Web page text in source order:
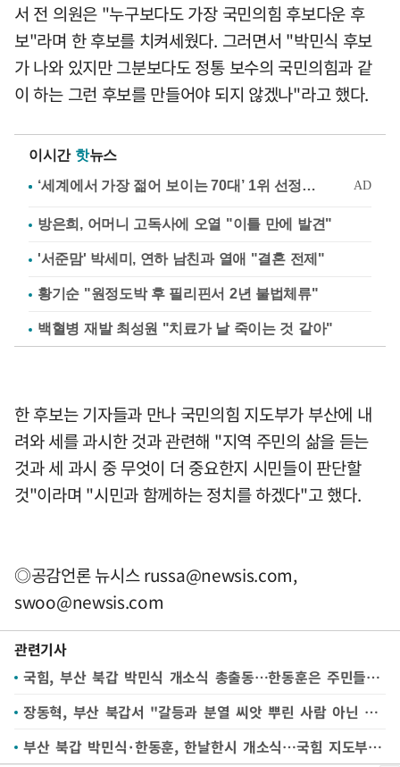
서 전 의원은 "누구보다도 가장 국민의힘 후보다운 후
보"라며 한 후보를 치켜세웠다. 그러면서 "박민식 후보
가 나와 있지만 그분보다도 정통 보수의 국민의힘과 같
이 하는 그런 후보를 만들어야 되지 않겠나"라고 했다.
이시간 핫뉴스
방은희, 어머니 고독사에 오열 "이틀 만에 발견"
'서준맘' 박세미, 연하 남친과 열애 "결혼 전제"
황기순 "원정도박 후 필리핀서 2년 불법체류"
백혈병 재발 최성원 "치료가 날 죽이는 것 같아"
한 후보는 기자들과 만나 국민의힘 지도부가 부산에 내
려와 세를 과시한 것과 관련해 "지역 주민의 삶을 듣는
것과 세 과시 중 무엇이 더 중요한지 시민들이 판단할
것"이라며 "시민과 함께하는 정치를 하겠다"고 했다.
◎공감언론 뉴시스russa@newsis.com,
swoo@newsis.com
관련기사
국힘, 부산 북갑 박민식 개소식 총출동…한동훈은 주민들과 개소식
장동혁, 부산 북갑서 "갈등과 분열 씨앗 뿌린 사람 아닌 박민식 필요"
부산 북갑 박민식·한동훈, 한날한시 개소식…국힘 지도부, 朴캠프로 총출동